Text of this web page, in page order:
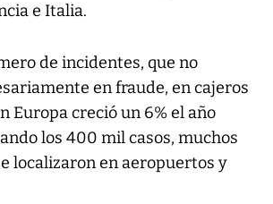
e Italia.
de incidentes, que no
en fraude, en cajeros
Europa creció un 6% el año
los 400 mil casos, muchos
localizaron en aeropuertos y